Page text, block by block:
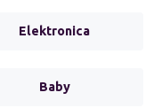
Elektronica
Baby